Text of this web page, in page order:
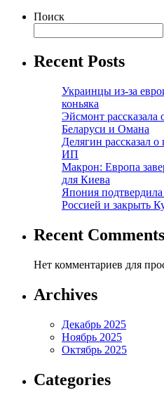
Поиск
Recent Posts
Украинцы из-за
коньяка
Эйсмонт рассказала
Беларуси и Омана
Делягин рассказал о
ИП
Макрон: Европа
для Киева
Япония
Россией и закрыть
Recent Comments
Нет комментариев для
Archives
Декабрь 2025
Ноябрь 2025
Октябрь 2025
Categories